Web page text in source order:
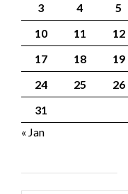
3
4 5
10
11 12
17
18 19
24
25 26
31
« Jan